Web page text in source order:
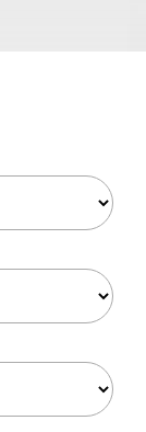
Profilo